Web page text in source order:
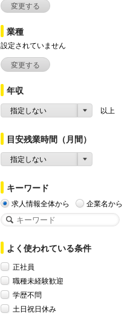
変更する
業種
設定されていません
変更する
年収
指定しない 以上
目安残業時間（月間）
指定しない
キーワード
求人情報全体から 企業名から
よく使われている条件
正社員
職種未経験歓迎
学歴不問
土日祝日休み